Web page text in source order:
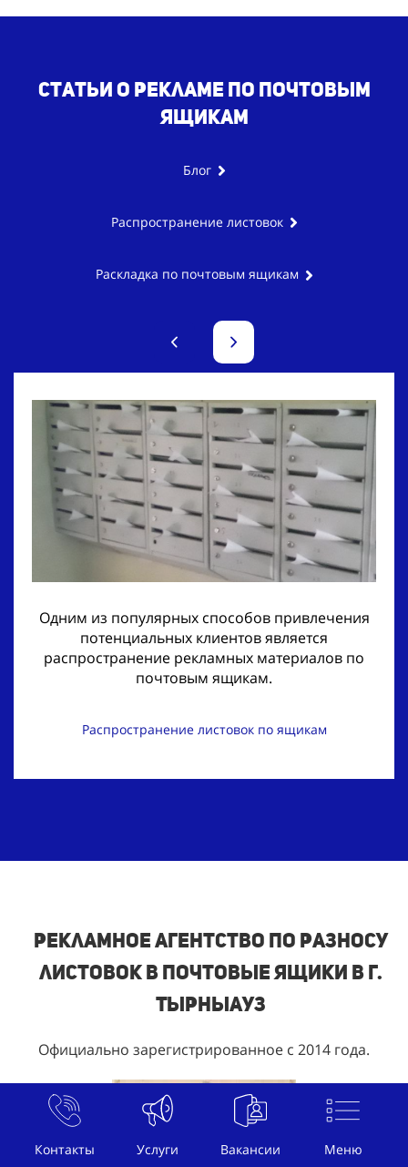
Контакты Услуги Вакансии Меню
Статьи о рекламе по почтовым
ящикам
Блог
Распространение листовок
Раскладка по почтовым ящикам
Одним из популярных способов привлечения
потенциальных клиентов является
распространение рекламных материалов по
почтовым ящикам.
Распространение листовок по ящикам
Рекламное агентство по разносу
листовок в почтовые ящики в г.
Тырныауз
Официально зарегистрированное с 2014 года.